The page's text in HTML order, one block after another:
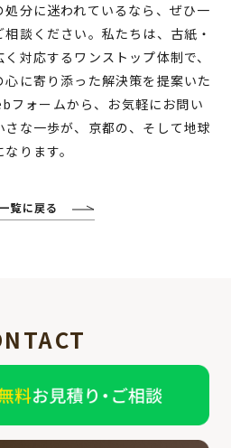
分に迷われているなら、ぜひ一
談ください。私たちは、古紙・
対応するワンストップ体制で、
に寄り添った解決策を提案いた
フォームから、お気軽にお問い
な一歩が、京都の、そして地球
ります。
覧に戻る